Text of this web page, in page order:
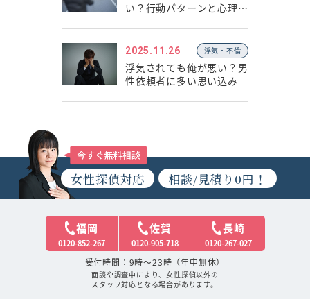
い？行動パターンと心理の
2025.11.26 浮気・不倫
浮気されても俺が悪い？男
性依頼者に多い思い込み
女性探偵対応 相談/見積り0円！
福岡
0120-852-267
佐賀
0120-905-718
長崎
0120-267-027
受付時間：9時～23時（年中無休）
面談や調査中により、女性探偵以外の
スタッフ対応となる場合があります。